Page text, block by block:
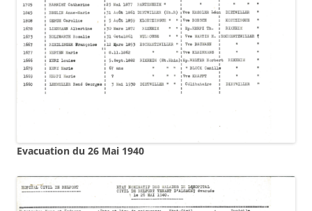
Evacuation du 26 Mai 1940